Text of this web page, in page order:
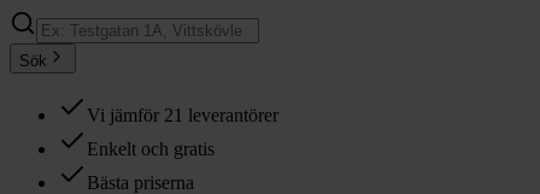
Sök
Vi jämför 21 leverantörer
Enkelt och gratis
Bästa priserna